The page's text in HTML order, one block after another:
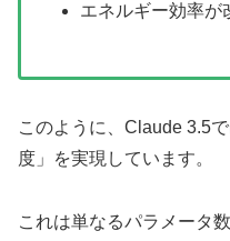
エネルギー効率が
このように、Claude 3.5
度」を実現しています。
これは単なるパラメータ